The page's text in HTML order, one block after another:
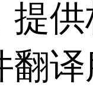
提
翻译